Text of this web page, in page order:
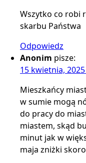
Wszytko co robi
skarbu Państwa
Odpowiedz
Anonim pisze:
15 kwietnia,
Mieszkańcy
w sumie mogą
do pracy do
miastem, skąd
minut jak w
maja zniżki